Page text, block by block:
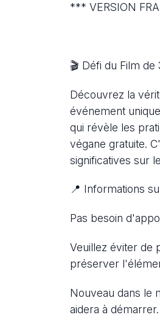
*** VERSION
🎬 Défi du Film de
Découvrez la
événement
qui révèle les
végane gratuite.
significatives sur
📍 Informations
Pas besoin
Veuillez éviter de
préserver
Nouveau dans le
aidera à